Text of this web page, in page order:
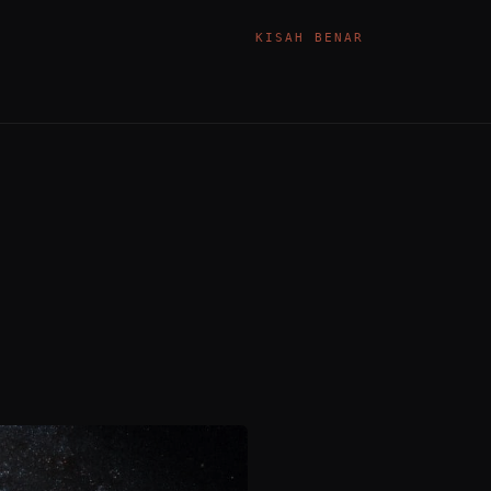
KISAH BENAR